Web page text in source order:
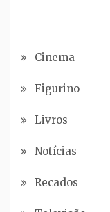
Cinema
Figurino
Livros
Notícias
Recados